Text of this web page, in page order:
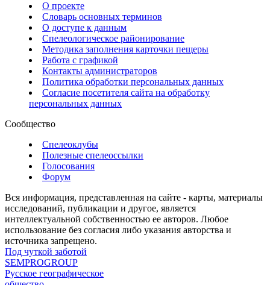
О проекте
Словарь основных терминов
О доступе к данным
Спелеологическое районирование
Методика заполнения карточки пещеры
Работа с графикой
Контакты администраторов
Политика обработки персональных данных
Согласие посетителя сайта на обработку
персональных данных
Сообщество
Спелеоклубы
Полезные спелеоссылки
Голосования
Форум
Вся информация, представленная на сайте - карты, материалы
исследований, публикации и другое, является
интеллектуальной собственностью ее авторов. Любое
использование без согласия либо указания авторства и
источника запрещено.
Под чуткой заботой
SEMPROGROUP
Русское географическое